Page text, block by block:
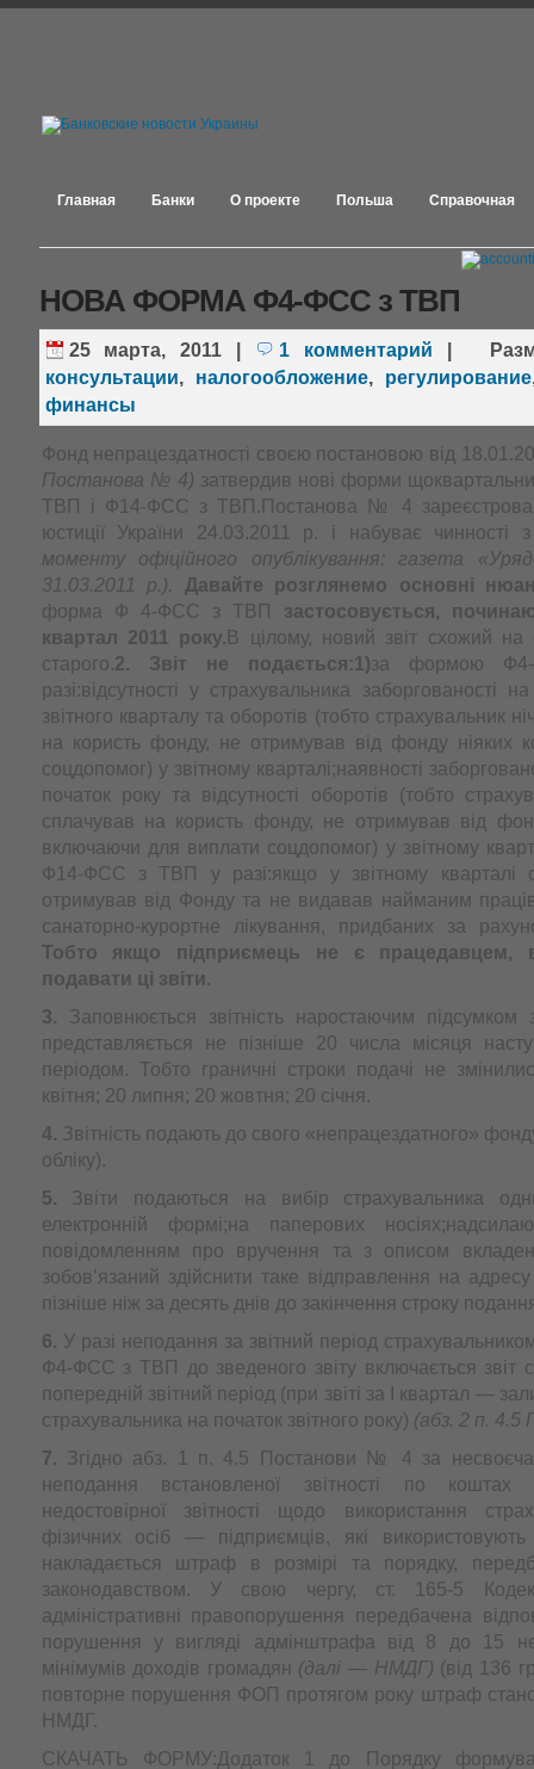
Главная Банки О проекте Польша Справочная
НОВА ФОРМА Ф4-ФСС з ТВП
25 марта, 2011 1 комментарий
консультации, налогообложение, регулирование
финансы
Фонд непрацездатності своєю постановою від
Постанова № 4) затвердив нові форми
ТВП і Ф14-ФСС з ТВП.Постанова № 4
юстиції України 24.03.2011 р. і набуває
моменту офіційного опублікування: газета
31.03.2011 р.).
Давайте розглянемо основні
форма Ф 4-ФСС з ТВП застосовується,
квартал 2011 року.В цілому, новий звіт схожий на
старого.2. Звіт не подається:1)за формою
разі:відсутності у страхувальника заборгованості
звітного кварталу та оборотів (тобто страхувальник
на користь фонду, не отримував від фонду ніяких
соцдопомог) у звітному кварталі;наявності
початок року та відсутності оборотів (тобто
сплачував на користь фонду, не отримував від
включаючи для виплати соцдопомог) у звітному
Ф14-ФСС з ТВП у разі:якщо у звітному кварталі
отримував від Фонду та не видавав найманим
санаторно-курортне лікування, придбаних за
Тобто якщо підприємець не є працедавцем,
подавати ці звіти.
3. Заповнюється звітність наростаючим
представляється не пізніше 20 числа місяця
періодом. Тобто граничні строки подачі не
квітня; 20 липня; 20 жовтня; 20 січня.
4. Звітність подають до свого «непрацездатного»
обліку).
5. Звіти подаються на вибір страхувальника
електронній формі;на паперових
повідомленням про вручення та з описом
зобов’язаний здійснити таке відправлення на
пізніше ніж за десять днів до закінчення строку подання
6. У разі неподання за звітний період
Ф4-ФСС з ТВП до зведеного звіту включається звіт
попередній звітний період (при звіті за І квартал —
страхувальника на початок звітного року) (абз. 2 п.
7. Згідно абз. 1 п. 4.5 Постанови № 4 за
неподання встановленої звітності по
недостовірної звітності щодо використання
фізичних осіб — підприємців, які
накладається штраф в розмірі та порядку,
законодавством. У свою чергу, ст. 165-5
адміністративні правопорушення передбачена
порушення у вигляді адмінштрафа від 8 до 15
мінімумів доходів громадян (далі — НМДГ) (від 136
повторне порушення ФОП протягом року штраф
НМДГ.
СКАЧАТЬ ФОРМУ:Додаток 1 до Порядку